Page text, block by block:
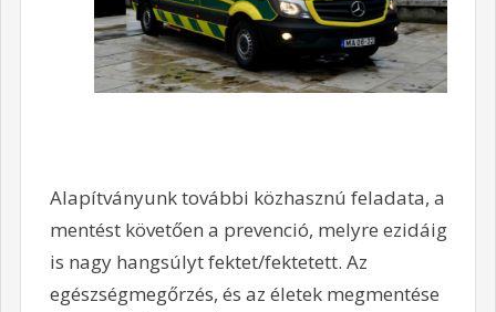
Alapítványunk további közhasznú feladata, a
mentést követően a prevenció, melyre ezidáig
is nagy hangsúlyt fektet/fektetett. Az
egészségmegőrzés, és az életek megmentése